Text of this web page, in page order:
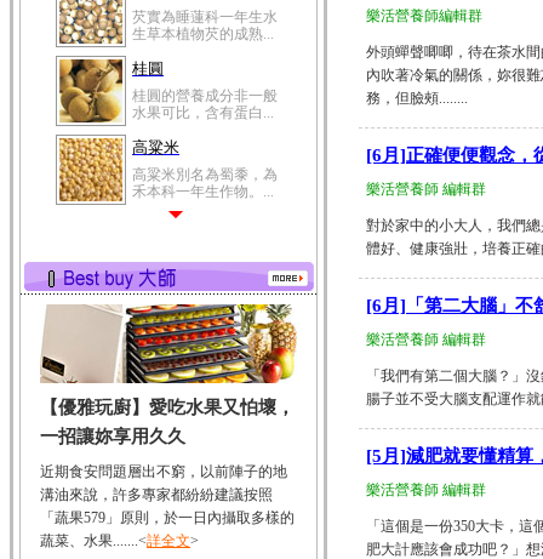
芡實為睡蓮科一年生水
生草本植物芡的成熟...
桂圓
桂圓的營養成分非一般
水果可比，含有蛋白...
高粱米
高粱米別名為蜀黍，為
禾本科一年生作物。...
有蛋白質、脂肪、磷...
鮪魚
鮪魚肚肉中的不飽和脂
肪酸內富含EPA和DH...
韭菜
韭菜所含的膳食纖維能
幫助消化與通便；揮...
冬瓜
冬瓜營養價值高，鈉含
量極低是水腫病人的...
豆豉
【優雅玩廚】愛吃水果又怕壞，
一招讓妳享用久久
近期食安問題層出不窮，以前陣子的地
溝油來說，許多專家都紛紛建議按照
「蔬果579」原則，於一日內攝取多樣的
蔬菜、水果.......<詳全文>
樂活營養師編輯群
外頭蟬聲唧唧，待在茶水
內吹著冷氣的關係，妳很
務，但臉頰........
[6月]正確便便觀念，
樂活營養師 編輯群
對於家中的小大人，我們
體好、健康強壯，培養正
[6月]「第二大腦」不
樂活營養師 編輯群
「我們有第二個大腦？」
腸子並不受大腦支配運作
[5月]減肥就要懂精算
樂活營養師 編輯群
「這個是一份350大卡，
肥大計應該會成功吧？」